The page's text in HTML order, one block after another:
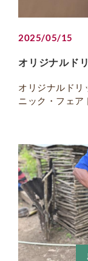
2025/05/15
オリジナルド
オリジナルド
ニック・フェア